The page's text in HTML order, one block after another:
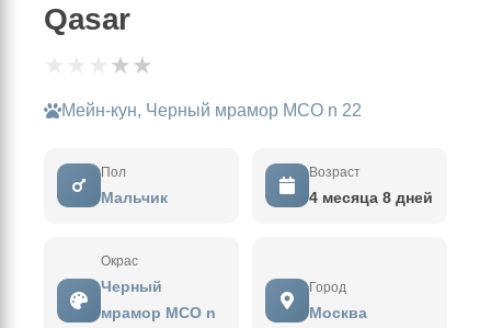
Qasar
★★
Мейн-кун, Черный мрамор MCO n 22
Пол
Мальчик
Возраст
4 месяца 8 дней
Окрас
Черный
мрамор MCO n
Город
Москва